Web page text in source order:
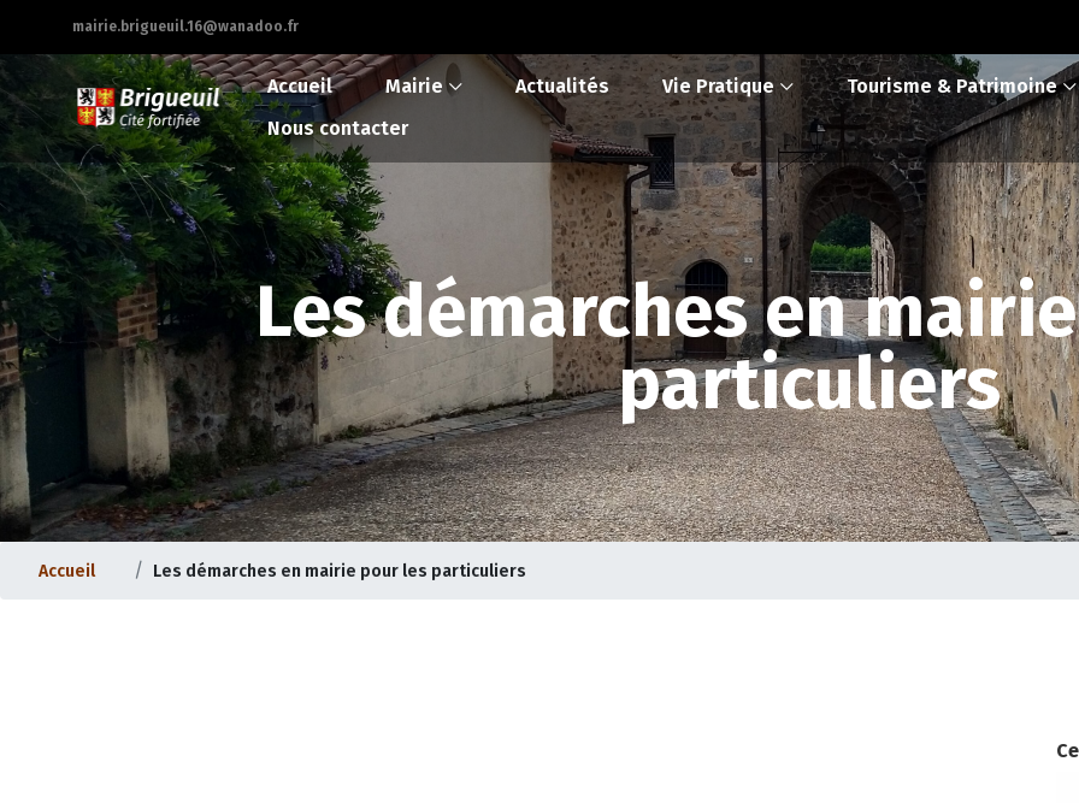
mairie.brigueuil.16@wanadoo.fr
Accueil Mairie Actualités Vie Pratique Tourisme & Patrimoine
Nous contacter
Les démarches en
particuliers
Accueil Les démarches en mairie pour les particuliers